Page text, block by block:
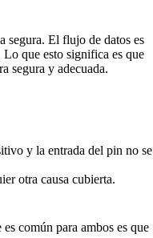
segura. El flujo de datos es
que esto significa es que
segura y adecuada.
y la entrada del pin no se
otra causa cubierta.
común para ambos es que